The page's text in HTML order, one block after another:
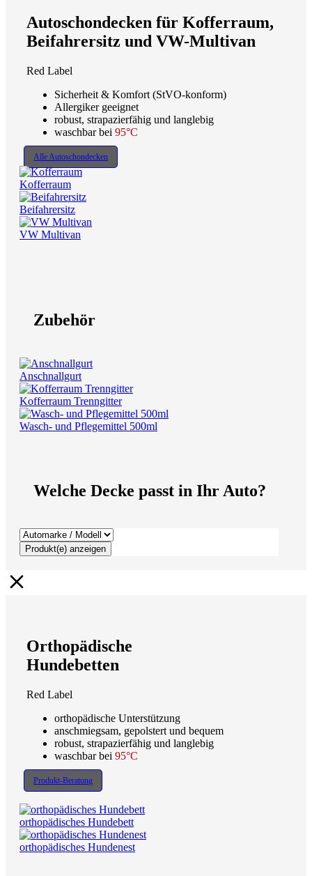
Autoschondecken für Kofferraum,
Beifahrersitz und VW-Multivan
Red Label
Sicherheit & Komfort (StVO-konform)
Allergiker geeignet
robust, strapazierfähig und langlebig
waschbar bei 95°C
Alle Autoschondecken
Kofferraum
Beifahrersitz
VW Multivan
Zubehör
Anschnallgurt
Kofferraum Trenngitter
Wasch- und Pflegemittel 500ml
Welche Decke passt in Ihr Auto?
Produkt(e) anzeigen
Orthopädische
Hundebetten
Red Label
orthopädische Unterstützung
anschmiegsam, gepolstert und bequem
robust, strapazierfähig und langlebig
waschbar bei 95°C
Produkt-Beratung
orthopädisches Hundebett
orthopädisches Hundenest